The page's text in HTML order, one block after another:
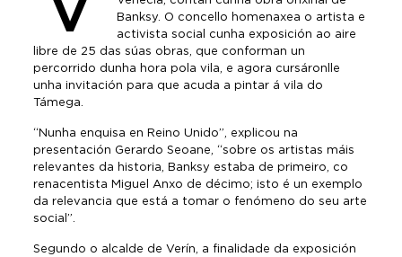
Banksy. O concello homenaxea o artista e
activista social cunha exposición ao aire
libre de 25 das súas obras, que conforman un
percorrido dunha hora pola vila, e agora cursáronlle
unha invitación para que acuda a pintar á vila do
Támega.
“Nunha enquisa en Reino Unido”, explicou na
presentación Gerardo Seoane, “sobre os artistas máis
relevantes da historia, Banksy estaba de primeiro, co
renacentista Miguel Anxo de décimo; isto é un exemplo
da relevancia que está a tomar o fenómeno do seu arte
social”.
Segundo o alcalde de Verín, a finalidade da exposición